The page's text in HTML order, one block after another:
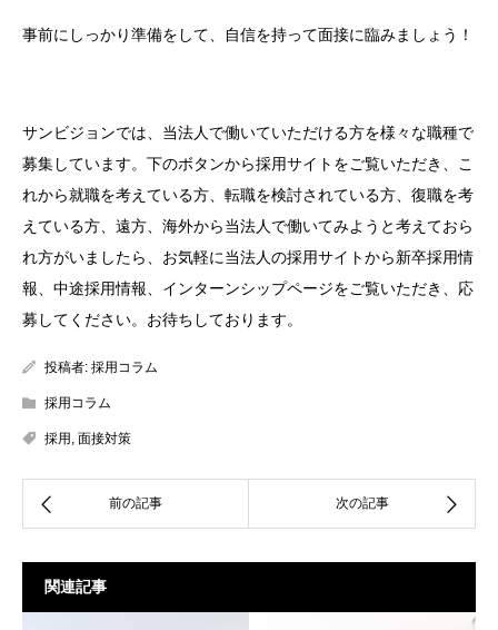
事前にしっかり準備をして、自信を持って面接に臨みましょう！
サンビジョンでは、当法人で働いていただける方を様々な職種で
募集しています。下のボタンから採用サイトをご覧いただき、こ
れから就職を考えている方、転職を検討されている方、復職を考
えている方、遠方、海外から当法人で働いてみようと考えておら
れ方がいましたら、お気軽に当法人の採用サイトから新卒採用情
報、中途採用情報、インターンシップページをご覧いただき、応
募してください。お待ちしております。
投稿者: 採用コラム
採用コラム
採用 , 面接対策
関連記事